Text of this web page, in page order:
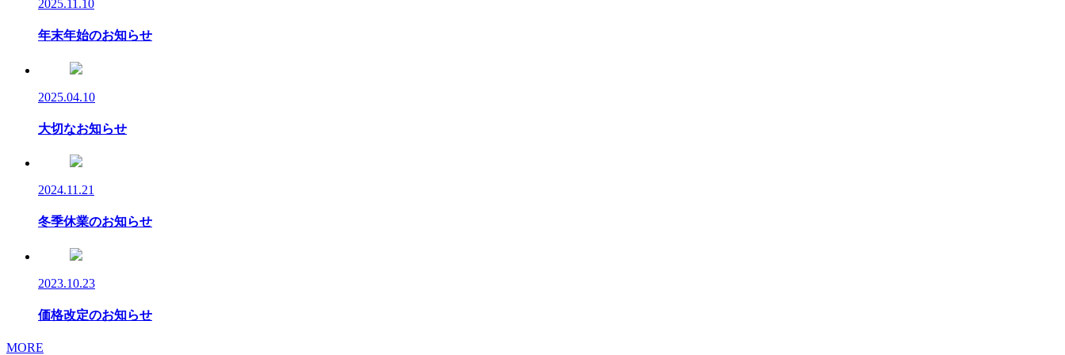
2025.11.10
年末年始のお知らせ
2025.04.10
大切なお知らせ
2024.11.21
冬季休業のお知らせ
2023.10.23
価格改定のお知らせ
MORE